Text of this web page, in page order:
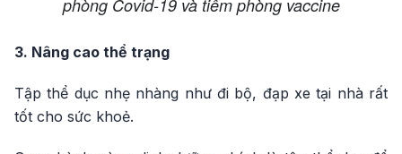
phòng Covid-19 và tiêm phòng vaccine
3. Nâng cao thể trạng
Tập thể dục nhẹ nhàng như đi bộ, đạp xe tại nhà rất
tốt cho sức khoẻ.